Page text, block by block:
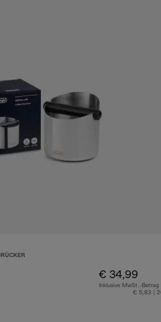
€ 34,99
Inklusive MwSt.-Betrag
€ 5,83 (